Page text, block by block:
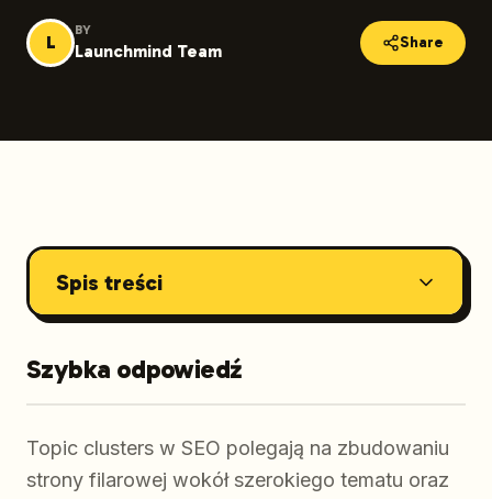
L
BY
Launchmind Team Share
Spis treści
Szybka odpowiedź
Topic clusters w SEO polegają na zbudowaniu
strony filarowej wokół szerokiego tematu oraz